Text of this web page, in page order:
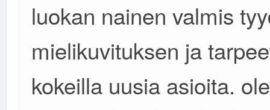
luokan nainen valmis
mielikuvituksen ja
kokeilla uusia asioita.